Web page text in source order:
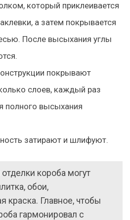
который приклеивается
а затем покрывается
После высыхания углы
покрывают
слоев, каждый раз
полного высыхания
затирают и шлифуют.
короба могут
обои,
краска. Главное, чтобы
гармонировал с